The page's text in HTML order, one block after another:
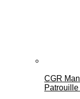
CGR